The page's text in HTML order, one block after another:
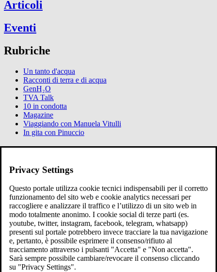
Articoli
Eventi
Rubriche
Un tanto d'acqua
Racconti di terra e di acqua
GenH₂O
TVA Talk
10 in condotta
Magazine
Viaggiando con Manuela Vitulli
In gita con Pinuccio
Ci raccontiamo
Privacy Settings
Questo portale utilizza cookie tecnici indispensabili per il corretto
funzionamento del sito web e cookie analytics necessari per
raccogliere e analizzare il traffico e l’utilizzo di un sito web in
modo totalmente anonimo. I cookie social di terze parti (es.
youtube, twitter, instagram, facebook, telegram, whatsapp)
presenti sul portale potrebbero invece tracciare la tua navigazione
e, pertanto, è possibile esprimere il consenso/rifiuto al
tracciamento attraverso i pulsanti "Accetta" e "Non accetta".
Sarà sempre possibile cambiare/revocare il consenso cliccando
su "Privacy Settings".